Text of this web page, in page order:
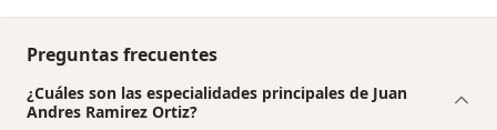
Preguntas frecuentes
¿Cuáles son las especialidades principales de Juan
Andres Ramirez Ortiz?